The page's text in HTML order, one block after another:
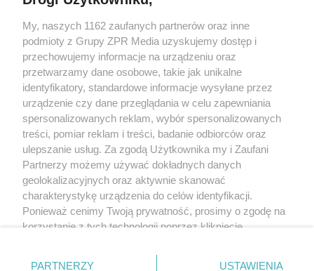
rozpowszechniany lub dalej rozpowszechniany w jakikolwiek sposób
(w tym także elektroniczny lub mechaniczny) na jakimkolwiek polu
eksploatacji w jakiejkolwiek formie, włącznie z umieszczaniem w
Internecie bez pisemnej zgody właściciela praw. Jakiekolwiek użycie
lub wykorzystanie utworów w całości lub w części z naruszeniem
prawa, tzn. bez właściwej zgody, jest zabronione pod groźbą kary i
może być ścigane prawnie.
O nas
Informacje prawne
Nasze serwisy
My, naszych 1162 zaufanych partnerów oraz inne
podmioty z Grupy ZPR Media uzyskujemy dostęp i
przechowujemy informacje na urządzeniu oraz
przetwarzamy dane osobowe, takie jak unikalne
identyfikatory, standardowe informacje wysyłane przez
urządzenie czy dane przeglądania w celu zapewniania
spersonalizowanych reklam, wybór spersonalizowanych
treści, pomiar reklam i treści, badanie odbiorców oraz
ulepszanie usług. Za zgodą Użytkownika my i Zaufani
Partnerzy możemy używać dokładnych danych
geolokalizacyjnych oraz aktywnie skanować
charakterystykę urządzenia do celów identyfikacji.
Ponieważ cenimy Twoją prywatność, prosimy o zgodę na
korzystanie z tych technologii poprzez kliknięcie
zmienić/wycofać klikając przycisk ustawień prywatności
PARTNERZY USTAWIENIA